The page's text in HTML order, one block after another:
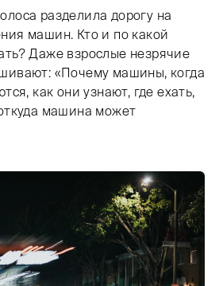
разделила дорогу на
машин. Кто и по какой
Даже взрослые незрячие
«Почему машины, когда
как они узнают, где ехать,
машина может